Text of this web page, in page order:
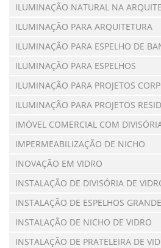
ILUMINAÇÃO NATURAL NA
ILUMINAÇÃO PARA ARQUITETURA
ILUMINAÇÃO PARA ESPELHO DE
ILUMINAÇÃO PARA ESPELHOS
ILUMINAÇÃO PARA PROJETOS
ILUMINAÇÃO PARA PROJETOS
IMÓVEL COMERCIAL COM
IMPERMEABILIZAÇÃO DE NICHO
INOVAÇÃO EM VIDRO
INSTALAÇÃO DE DIVISÓRIA DE
INSTALAÇÃO DE ESPELHOS
INSTALAÇÃO DE NICHO DE VIDRO
INSTALAÇÃO DE PRATELEIRA DE